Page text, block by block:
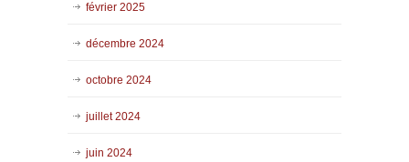
février 2025
décembre 2024
octobre 2024
juillet 2024
juin 2024